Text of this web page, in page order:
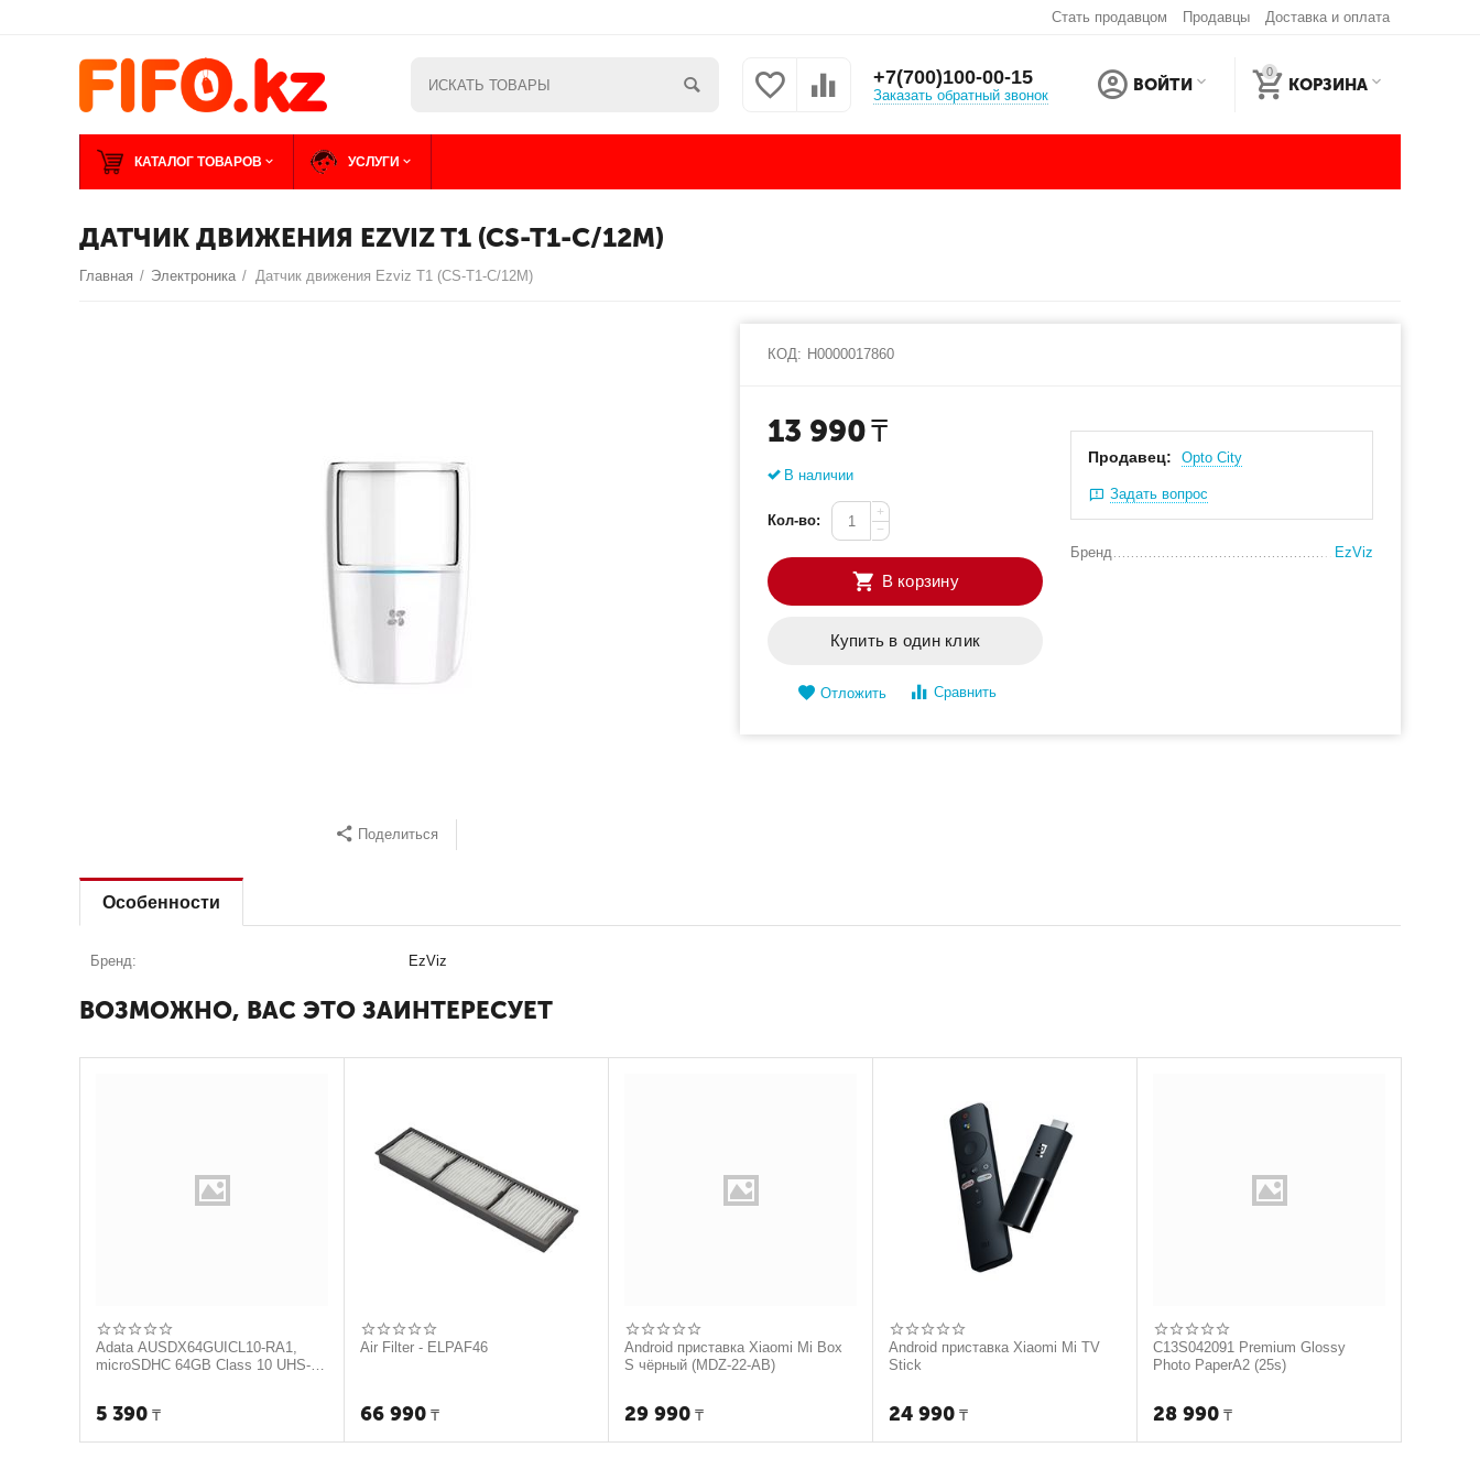
Стать продавцом Продавцы Доставка и оплата
+7(700)100-00-15
Заказать обратный звонок
ВОЙТИ
0
КОРЗИНА
КАТАЛОГ ТОВАРОВ УСЛУГИ
ДАТЧИК ДВИЖЕНИЯ EZVIZ T1 (CS-T1-C/12M)
Главная / Электроника / Датчик движения Ezviz T1 (CS-T1-C/12M)
Поделиться
КОД: Н0000017860
13 990 ₸
В наличии
Кол-во:
+
−
В корзину
Купить в один клик
Отложить Сравнить
Продавец: Оpto City
Задать вопрос
Бренд EzViz
Особенности
Бренд: EzViz
ВОЗМОЖНО, ВАС ЭТО ЗАИНТЕРЕСУЕТ
Adata AUSDX64GUICL10-RA1,
microSDHC 64GB Class 10 UHS-I
5 390 ₸
Air Filter - ELPAF46
66 990 ₸
Android приставка Xiaomi Mi Box
S чёрный (MDZ-22-AB)
29 990 ₸
Android приставка Xiaomi Mi TV
Stick
24 990 ₸
C13S042091 Premium Glossy
Photo PaperA2 (25s)
28 990 ₸